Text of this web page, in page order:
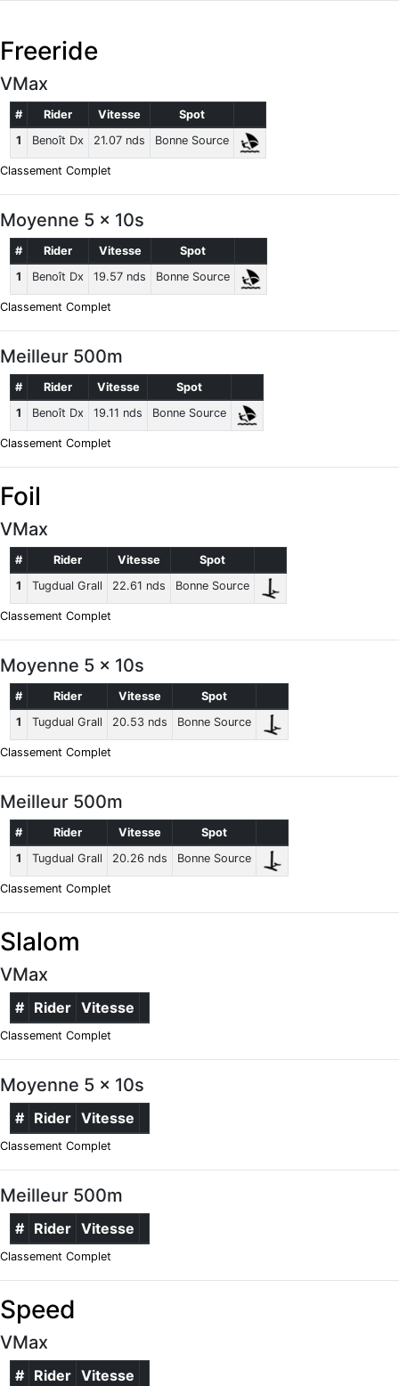
Freeride
VMax
# Rider Vitesse
Spot
1
Benoît Dx 21.07 nds Bonne Source
Classement Complet
Moyenne 5 x 10s
# Rider Vitesse
Spot
1
Benoît Dx 19.57 nds Bonne Source
Classement Complet
Meilleur 500m
# Rider Vitesse
Spot
1
Benoît Dx 19.11 nds Bonne Source
Classement Complet
Foil
VMax
# Rider Vitesse
Spot
1
Tugdual Grall 22.61 nds Bonne Source
Classement Complet
Moyenne 5 x 10s
# Rider Vitesse
Spot
1
Tugdual Grall 20.53 nds Bonne Source
Classement Complet
Meilleur 500m
# Rider Vitesse
Spot
1
Tugdual Grall 20.26 nds Bonne Source
Classement Complet
Slalom
VMax
# Rider Vitesse
Classement Complet
Moyenne 5 x 10s
# Rider Vitesse
Classement Complet
Meilleur 500m
# Rider Vitesse
Classement Complet
Speed
VMax
# Rider Vitesse